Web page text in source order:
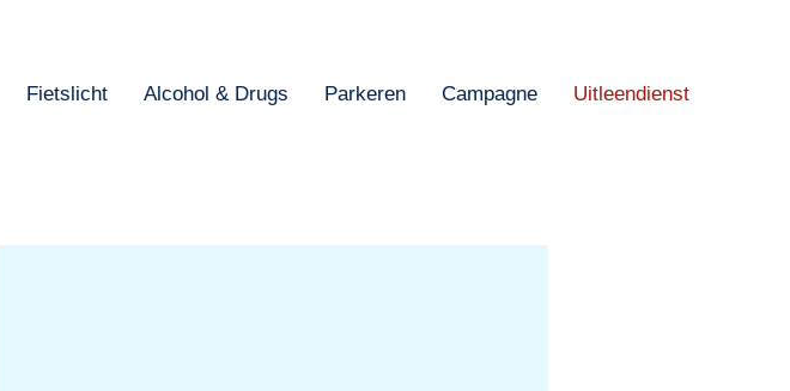
Fietslicht Alcohol & Drugs Parkeren Campagne Uitleendienst